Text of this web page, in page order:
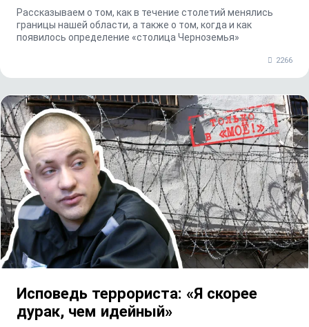
Рассказываем о том, как в течение столетий менялись
границы нашей области, а также о том, когда и как
появилось определение «столица Черноземья»
2266
Исповедь террориста: «Я скорее
дурак, чем идейный»